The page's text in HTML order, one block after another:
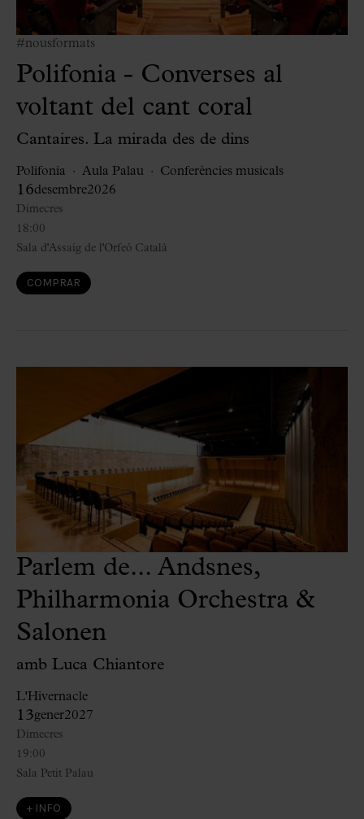
#nousformats
Polifonia - Converses al
voltant del cant coral
Cantaires. La mirada des de dins
Polifonia Aula Palau Conferències musicals
16desembre2026
18:00
Dimecres
Sala d'Assaig de l'Orfeó Català
COMPRAR
Parlem de... Andsnes,
Philharmonia Orchestra &
Salonen
amb Luca Chiantore
L'Hivernacle
13gener2027
19:00
Dimecres
Sala Petit Palau
+ INFO